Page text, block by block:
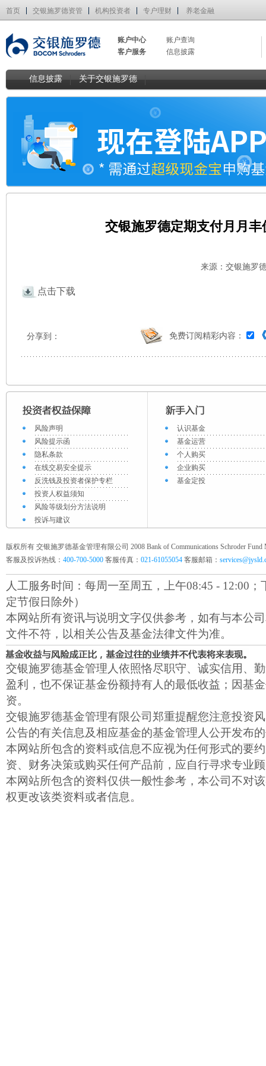
首页 交银施罗德资管 机构投资者 专户理财 养老金融
账户中心
账户查询
客户服务
信息披露
信息披露 关于交银施罗德
交银施罗德定期支付月月
来源：交银施罗
点击下载
分享到： 免费订阅精彩内容：
风险声明
风险提示函
隐私条款
在线交易安全提示
反洗钱及投资者保护专栏
投资人权益须知
风险等级划分方法说明
投诉与建议
认识基金
基金运营
个人购买
企业购买
基金定投
版权所有 交银施罗德基金管理有限公司 2008 Bank of Communications Schroder Fund
客服及投诉热线： 400-700-5000 客服传真： 021-61055054 客服邮箱：
人工服务时间：每周一至周五，上午08:45 - 12:00；
定节假日除外）
本网站所有资讯与说明文字仅供参考，如有与本公
文件不符，以相关公告及基金法律文件为准。
交银施罗德基金管理人依照恪尽职守、诚实信用、
盈利，也不保证基金份额持有人的最低收益；因基
资。
交银施罗德基金管理有限公司郑重提醒您注意投资
公告的有关信息及相应基金的基金管理人公开发布
本网站所包含的资料或信息不应视为任何形式的要
资、财务决策或购买任何产品前，应自行寻求专业
本网站所包含的资料仅供一般性参考，本公司不对
权更改该类资料或者信息。